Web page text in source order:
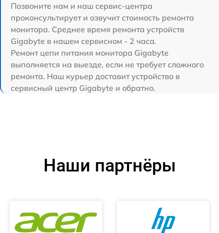
Позвоните нам и наш сервис-центра
проконсультирует и озвучит стоимость ремонта
монитора. Среднее время ремонта устройств
Gigabyte в нашем сервисном - 2 часа.
Ремонт цепи питания монитора Gigabyte
выполняется на выезде, если не требует сложного
ремонта. Наш курьер доставит устройство в
сервисный центр Gigabyte и обратно.
Наши партнёры